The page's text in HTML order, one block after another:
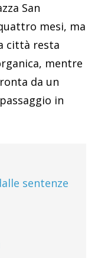
San
mesi, ma
città resta
mentre
da un
in
sentenze